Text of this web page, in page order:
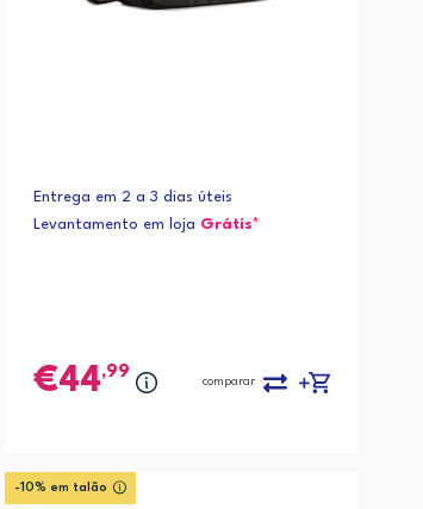
Entrega em 2 a 3 dias úteis
Levantamento em loja Grátis*
44,99
comparar
-10% em talão